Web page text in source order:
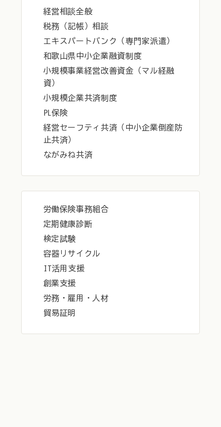
経営相談全般
税務（記帳）相談
エキスパートバンク（専門家派遣）
和歌山県中小企業融資制度
小規模事業経営改善資金（マル経融
資）
小規模企業共済制度
PL保険
経営セーフティ共済（中小企業倒産防
止共済）
ながみね共済
労働保険事務組合
定期健康診断
検定試験
容器リサイクル
IT活用支援
創業支援
労務・雇用・人材
貿易証明